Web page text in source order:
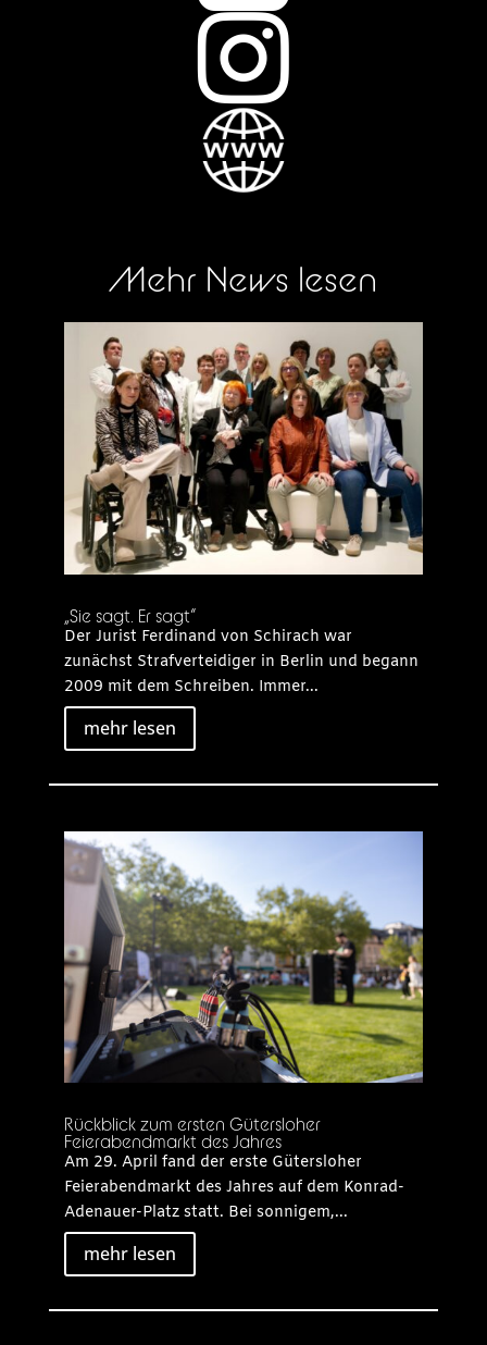

Mehr News lesen
„Sie sagt. Er sagt“
Der Jurist Ferdinand von Schirach war
zunächst Strafverteidiger in Berlin und begann
2009 mit dem Schreiben. Immer...
mehr lesen
Rückblick zum ersten Gütersloher
Feierabendmarkt des Jahres
Am 29. April fand der erste Gütersloher
Feierabendmarkt des Jahres auf dem Konrad-
Adenauer-Platz statt. Bei sonnigem,...
mehr lesen